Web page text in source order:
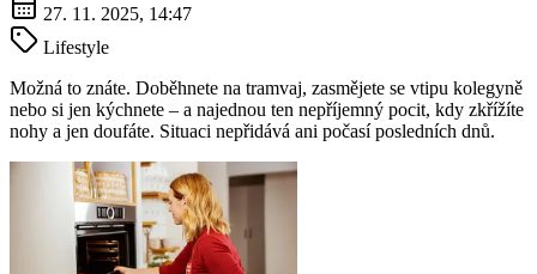
27. 11. 2025, 14:47
Lifestyle
Možná to znáte. Doběhnete na tramvaj, zasmějete se vtipu kolegyně
nebo si jen kýchnete – a najednou ten nepříjemný pocit, kdy zkřížíte
nohy a jen doufáte. Situaci nepřidává ani počasí posledních dnů.